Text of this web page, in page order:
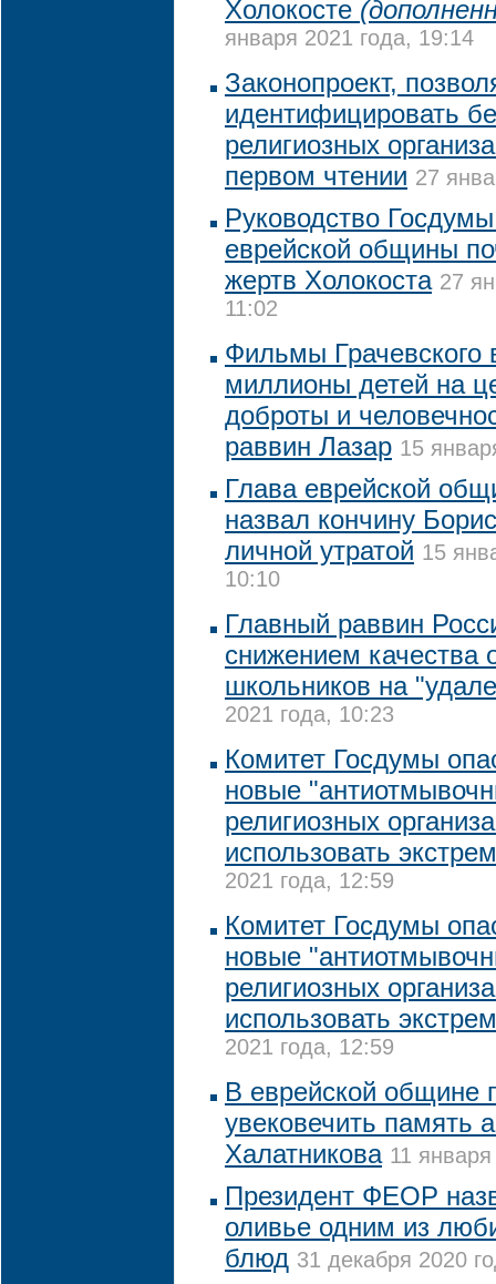
Холокосте
января 2021 года, 19:14
Законопроект,
идентифицировать
религиозных
первом чтении 27
Руководство
еврейской общины
жертв Холокоста 27
11:02
Фильмы Грачевского
миллионы детей на
доброты и
раввин Лазар 15
Глава еврейской
назвал кончину
личной утратой 15
10:10
Главный раввин
снижением качества
школьников на
2021 года, 10:23
Комитет Госдумы
новые
религиозных
использовать
2021 года, 12:59
Комитет Госдумы
новые
религиозных
использовать
2021 года, 12:59
В еврейской общине
увековечить память
Халатникова 11
Президент ФЕОР
оливье одним из
блюд 31 декабря 2020